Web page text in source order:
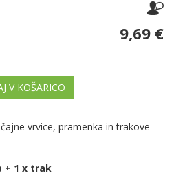
9,69 €
V KOŠARICO
vrvice, pramenka in trakove
+ 1 x trak